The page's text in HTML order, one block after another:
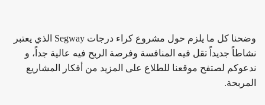
وضحنا كل ما يلزم حول مشروع كراء درجات Segway الذي يعتبر
نشاطاً جديداً تقل فيه المنافسة وفرصة الربح فيه عالية جداً، و
ندعوكم لصتفح موقعنا للطلاع على المزيد من أفكار المشاريع
المربحة.